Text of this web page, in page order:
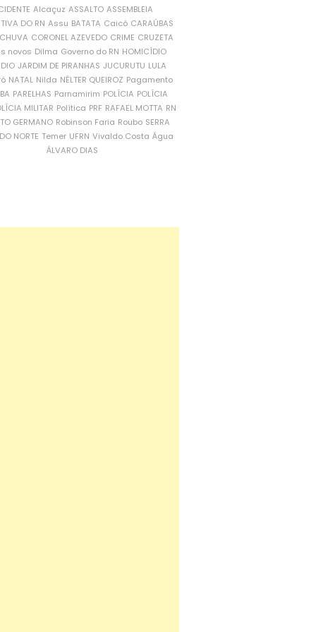
Alcaçuz ASSALTO ASSEMBLEIA
DO RN Assu BATATA Caicó CARAÚBAS
CORONEL AZEVEDO CRIME CRUZETA
novos Dilma Governo do RN HOMICÍDIO
JARDIM DE PIRANHAS JUCURUTU LULA
NATAL Nilda NÉLTER QUEIROZ Pagamento
PARELHAS Parnamirim POLÍCIA POLÍCIA
MILITAR Política PRF RAFAEL MOTTA RN
GERMANO Robinson Faria Roubo SERRA
NORTE Temer UFRN Vivaldo Costa Água
ÁLVARO DIAS